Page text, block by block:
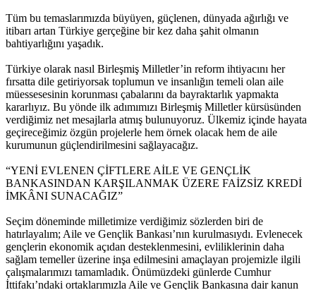
Tüm bu temaslarımızda büyüyen, güçlenen, dünyada ağırlığı ve
itibarı artan Türkiye gerçeğine bir kez daha şahit olmanın
bahtiyarlığını yaşadık.
Türkiye olarak nasıl Birleşmiş Milletler’in reform ihtiyacını her
fırsatta dile getiriyorsak toplumun ve insanlığın temeli olan aile
müessesesinin korunması çabalarını da bayraktarlık yapmakta
kararlıyız. Bu yönde ilk adımımızı Birleşmiş Milletler kürsüsünden
verdiğimiz net mesajlarla atmış bulunuyoruz. Ülkemiz içinde hayata
geçireceğimiz özgün projelerle hem örnek olacak hem de aile
kurumunun güçlendirilmesini sağlayacağız.
“YENİ EVLENEN ÇİFTLERE AİLE VE GENÇLİK
BANKASINDAN KARŞILANMAK ÜZERE FAİZSİZ KREDİ
İMKÂNI SUNACAĞIZ”
Seçim döneminde milletimize verdiğimiz sözlerden biri de
hatırlayalım; Aile ve Gençlik Bankası’nın kurulmasıydı. Evlenecek
gençlerin ekonomik açıdan desteklenmesini, evliliklerinin daha
sağlam temeller üzerine inşa edilmesini amaçlayan projemizle ilgili
çalışmalarımızı tamamladık. Önümüzdeki günlerde Cumhur
İttifakı’ndaki ortaklarımızla Aile ve Gençlik Bankasına dair kanun